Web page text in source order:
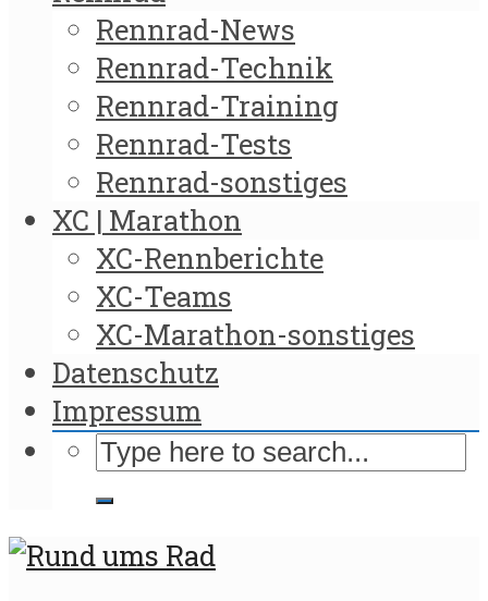
Rennrad-News
Rennrad-Technik
Rennrad-Training
Rennrad-Tests
Rennrad-sonstiges
XC | Marathon
XC-Rennberichte
XC-Teams
XC-Marathon-sonstiges
Datenschutz
Impressum